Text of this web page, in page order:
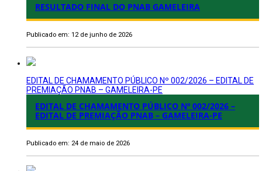
RESULTADO FINAL DO PNAB GAMELEIRA
Publicado em: 12 de junho de 2026
EDITAL DE CHAMAMENTO PÚBLICO Nº 002/2026 – EDITAL DE
PREMIAÇÃO PNAB – GAMELEIRA-PE
EDITAL DE CHAMAMENTO PÚBLICO Nº 002/2026 –
EDITAL DE PREMIAÇÃO PNAB – GAMELEIRA-PE
Publicado em: 24 de maio de 2026